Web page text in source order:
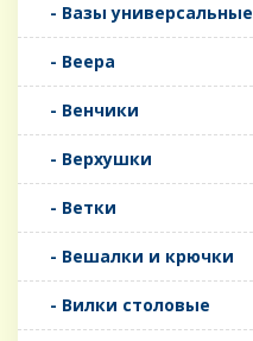
- Вазы универсальные
- Веера
- Венчики
- Верхушки
- Ветки
- Вешалки и крючки
- Вилки столовые